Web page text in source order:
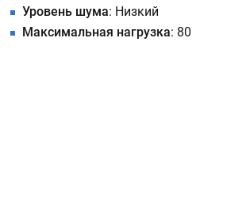
Уровень шума: Низкий
Максимальная нагрузка: 80